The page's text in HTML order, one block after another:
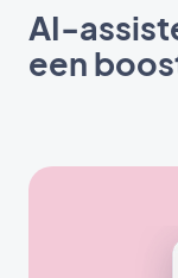
AI-
een